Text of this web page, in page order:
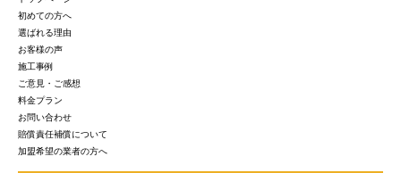
初めての方へ
選ばれる理由
お客様の声
施工事例
ご意見・ご感想
料金プラン
お問い合わせ
賠償責任補償について
加盟希望の業者の方へ